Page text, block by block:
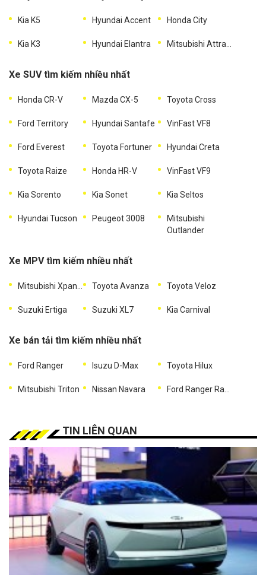
Kia K5 Hyundai Accent Honda City
Kia K3 Hyundai Elantra Mitsubishi Attrage
Xe SUV tìm kiếm nhiều nhất
Honda CR-V Mazda CX-5 Toyota Cross
Ford Territory Hyundai Santafe VinFast VF8
Ford Everest Toyota Fortuner Hyundai Creta
Toyota Raize Honda HR-V VinFast VF9
Kia Sorento Kia Sonet Kia Seltos
Hyundai Tucson Peugeot 3008
Mitsubishi
Outlander
Xe MPV tìm kiếm nhiều nhất
Mitsubishi Xpander Toyota Avanza Toyota Veloz
Suzuki Ertiga Suzuki XL7 Kia Carnival
Xe bán tải tìm kiếm nhiều nhất
Ford Ranger Isuzu D-Max Toyota Hilux
Mitsubishi Triton Nissan Navara Ford Ranger Raptor
TIN LIÊN QUAN